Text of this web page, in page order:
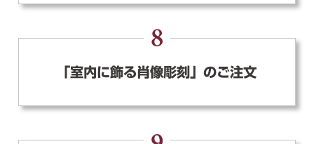
8
「室内に飾る肖像彫刻」のご注文